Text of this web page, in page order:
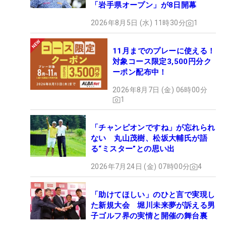
「岩手県オープン」が8日開幕
2026年8月5日 (水) 11時30分 1
11月までのプレーに使える！
対象コース限定3,500円分ク
ーポン配布中！
2026年8月7日 (金) 06時00分
1
「チャンピオンですね」が忘れられ
ない 丸山茂樹、松坂大輔氏が語
る“ミスター”との思い出
2026年7月24日 (金) 07時00分 4
「助けてほしい」のひと言で実現し
た新規大会 堀川未来夢が訴える男
子ゴルフ界の実情と開催の舞台裏